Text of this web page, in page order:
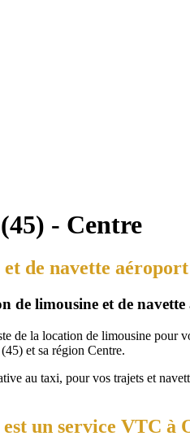
- Centre
de navette
de limousine et de
de la location de limousine pour
et sa région Centre.
au taxi, pour vos trajets et
un service VTC à